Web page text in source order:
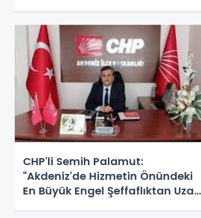
CHP'li Semih Palamut:
"Akdeniz'de Hizmetin Önündeki
En Büyük Engel Şeffaflıktan Uzak